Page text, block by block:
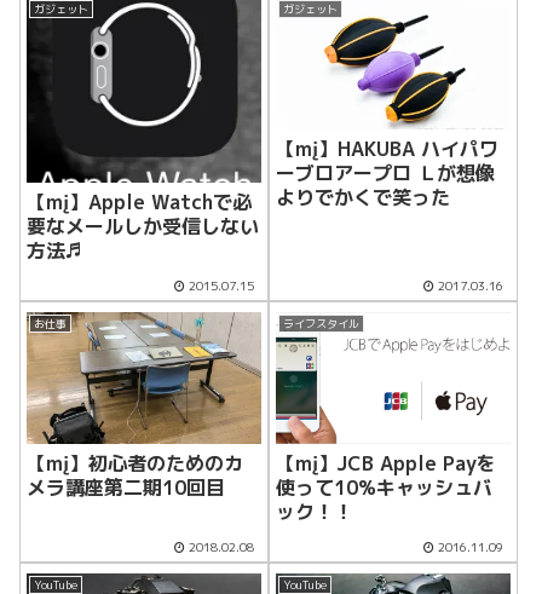
ガジェット
【mį】Apple Watchで必
要なメールしか受信しない
方法♬
2015.07.15
ガジェット
【mį】HAKUBA ハイパワ
ーブロアープロ Ｌが想像
よりでかくで笑った
2017.03.16
お仕事
【mį】初心者のためのカ
メラ講座第二期10回目
2018.02.08
ライフスタイル
【mį】JCB Apple Payを
使って10%キャッシュバ
ック！！
2016.11.09
YouTube YouTube